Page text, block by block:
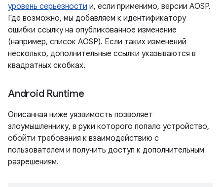
уровень серьезности и, если применимо, версии AOSP.
Где возможно, мы добавляем к идентификатору
ошибки ссылку на опубликованное изменение
(например, список AOSP). Если таких изменений
несколько, дополнительные ссылки указываются в
квадратных скобках.
Android Runtime
Описанная ниже уязвимость позволяет
злоумышленнику, в руки которого попало устройство,
обойти требования к взаимодействию с
пользователем и получить доступ к дополнительным
разрешениям.